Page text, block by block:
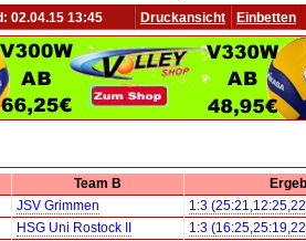
02.04.15 13:45 Druckansicht Einbetten
Team B
JSV Grimmen
1:3
HSG Uni Rostock II
1:3